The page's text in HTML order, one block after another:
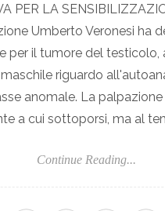
PER LA
Umberto Veronesi ha
per il tumore del testicolo,
riguardo
anomale. La
a cui sottoporsi, ma al
Continue Reading...